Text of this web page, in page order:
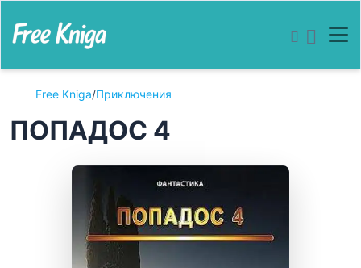
Free Kniga/Приключения
ПОПАДОС 4